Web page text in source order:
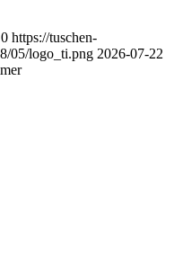
0 https://tuschen-
05/logo_ti.png 2026-07-22